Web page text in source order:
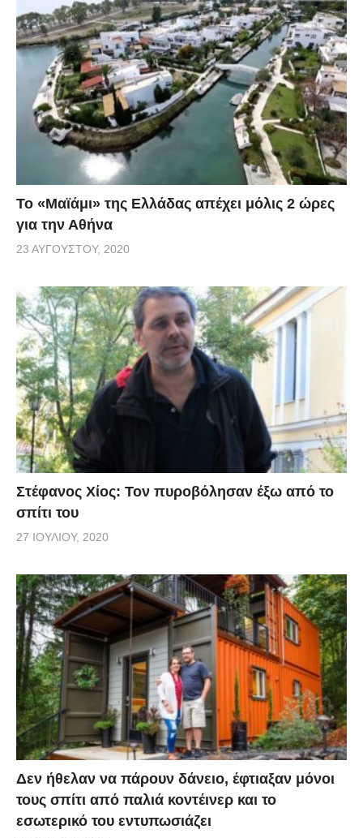
Το «Μαϊάμι» της Ελλάδας απέχει μόλις 2 ώρες
για την Αθήνα
23 ΑΥΓΟΎΣΤΟΥ, 2020
Στέφανος Χίος: Τον πυροβόλησαν έξω από το
σπίτι του
27 ΙΟΥΛΊΟΥ, 2020
Δεν ήθελαν να πάρουν δάνειο, έφτιαξαν μόνοι
τους σπίτι από παλιά κοντέινερ και το
εσωτερικό του εντυπωσιάζει